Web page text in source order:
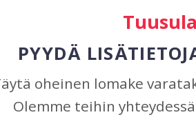
PYYDÄ
oheinen lomake
Olemme teihin